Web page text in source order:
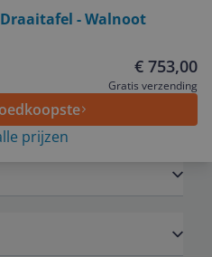
Draaitafel - Walnoot
€ 753,00
Gratis verzending
prijzen